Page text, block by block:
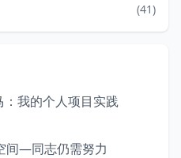
(41)
我的个人项目实践
间—同志仍需努力